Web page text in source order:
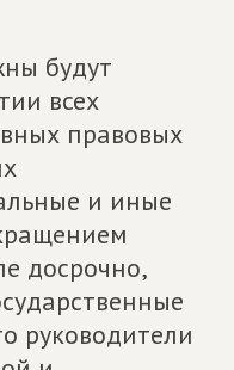
будут
всех
правовых
и иные
досрочно,
руководители